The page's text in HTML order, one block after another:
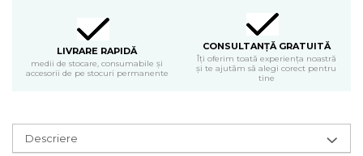
LIVRARE RAPIDĂ
medii de stocare, consumabile și
accesorii de pe stocuri permanente
CONSULTANȚĂ GRATUITĂ
Îți oferim toată experiența noastră
și te ajutăm să alegi corect pentru
tine
Descriere